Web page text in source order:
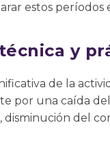
estos períodos
y
de la
por una caída
del